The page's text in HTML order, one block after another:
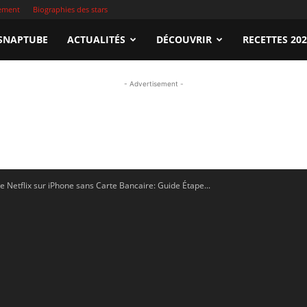
Biographies des stars
ACTUALITÉS DÉCOUVRIR RECETTES
- Advertisement -
Netflix sur iPhone sans Carte Bancaire: Guide Étape...